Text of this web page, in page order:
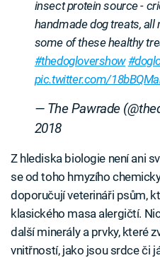
insect protein source -
handmade dog treats, all
some of these healthy
#thedoglovershow
pic.twitter.com/
— The Pawrade
2018
Z hlediska biologie není ani
se od toho hmyzího
doporučují veterináři psům,
klasického masa alergičtí.
další minerály a prvky, které
vnitřností, jako jsou srdce či